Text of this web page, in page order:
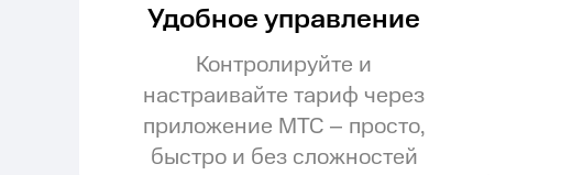
Удобное управление
Контролируйте и
настраивайте тариф через
приложение МТС – просто,
быстро и без сложностей